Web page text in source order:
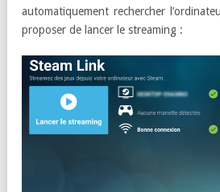
automatiquement rechercher
proposer de lancer le streaming :